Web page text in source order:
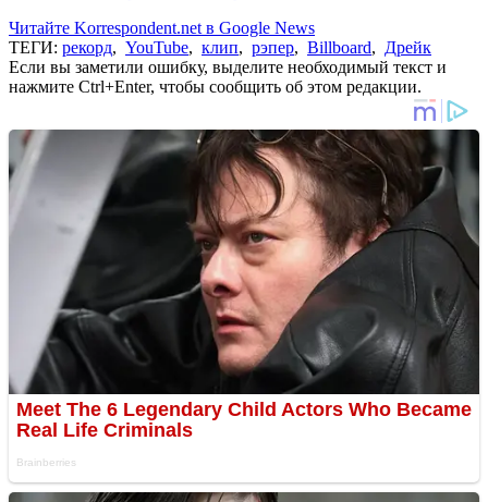
Читайте Korrespondent.net в Google News
ТЕГИ: рекорд, YouTube, клип, рэпер, Billboard, Дрейк
Если вы заметили ошибку, выделите необходимый текст и
нажмите Ctrl+Enter, чтобы сообщить об этом редакции.